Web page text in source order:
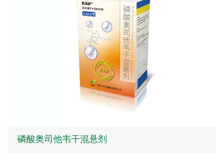
磷酸奥司他韦干混悬剂